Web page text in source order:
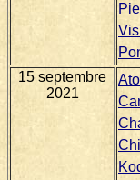
15 septembre
2021